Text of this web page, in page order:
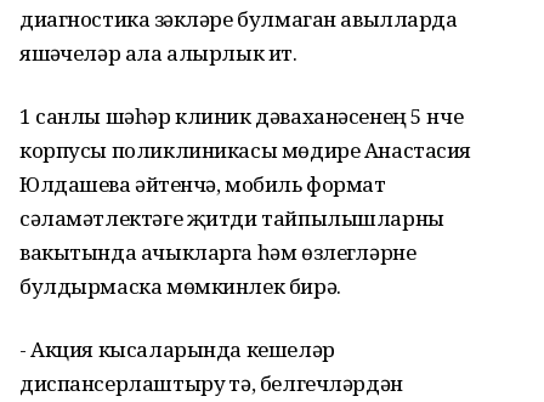
диагностика үзәкләре булмаган авылларда
яшәүчеләр ала алырлык итү.
1 санлы шәһәр клиник дәваханәсенең 5 нче
корпусы поликлиникасы мөдире Анастасия
Юлдашева әйтүенчә, мобиль формат
сәламәтлектәге җитди тайпылышларны
вакытында ачыкларга һәм өзлегүләрне
булдырмаска мөмкинлек бирә.
- Акция кысаларында кешеләр
диспансерлаштыру үтә, белгечләрдән